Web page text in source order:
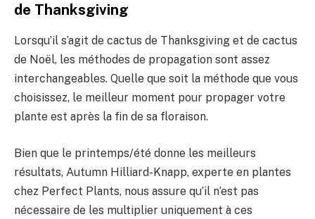
de Thanksgiving
Lorsqu’il s’agit de cactus de Thanksgiving et de cactus
de Noël, les méthodes de propagation sont assez
interchangeables. Quelle que soit la méthode que vous
choisissez, le meilleur moment pour propager votre
plante est après la fin de sa floraison.
Bien que le printemps/été donne les meilleurs
résultats, Autumn Hilliard-Knapp, experte en plantes
chez Perfect Plants, nous assure qu’il n’est pas
nécessaire de les multiplier uniquement à ces